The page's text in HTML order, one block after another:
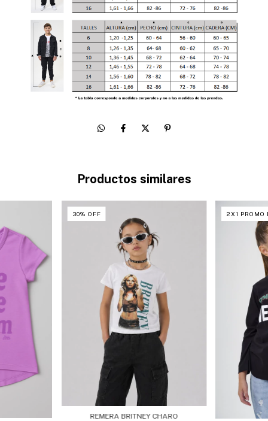
Productos similares
30% OFF
REMERA BRITNEY CHARO
2X1